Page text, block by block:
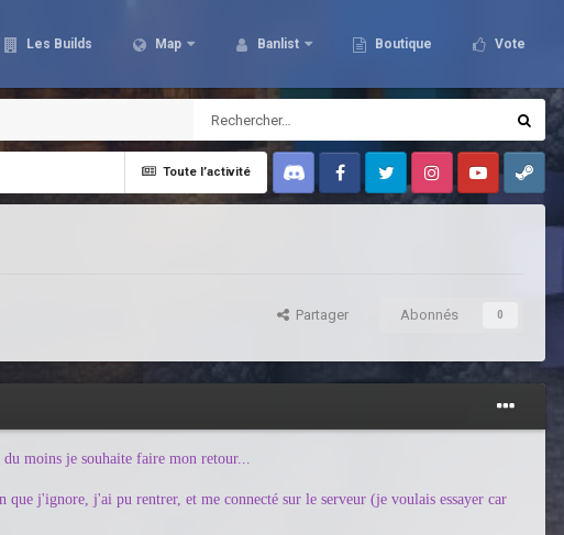
Les Builds Map Banlist Boutique Vote
Toute l’activité
Discord FacebookTwitter InstagramYoutubeSteam
Partager Abonnés 0
moins je souhaite faire mon retour...
j'ignore, j'ai pu rentrer, et me connecté sur le serveur (je voulais essayer car